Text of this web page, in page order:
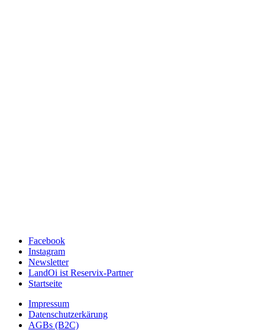
Facebook
Instagram
Newsletter
LandOi ist Reservix-Partner
Startseite
Impressum
Datenschutzerkärung
AGBs (B2C)